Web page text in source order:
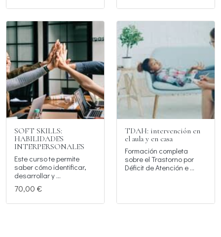
SOFT SKILLS:
HABILIDADES
INTERPERSONALES
Este curso te permite
saber cómo identificar,
desarrollar y ...
70,00 €
TDAH: intervención en
el aula y en casa
Formación completa
sobre el Trastorno por
Déficit de Atención e ...